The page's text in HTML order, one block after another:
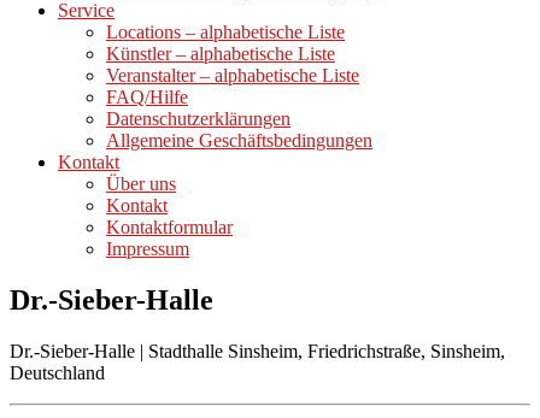
Service
Locations – alphabetische Liste
Künstler – alphabetische Liste
Veranstalter – alphabetische Liste
FAQ/Hilfe
Datenschutzerklärungen
Allgemeine Geschäftsbedingungen
Kontakt
Über uns
Kontakt
Kontaktformular
Impressum
Dr.-Sieber-Halle
Dr.-Sieber-Halle | Stadthalle Sinsheim, Friedrichstraße, Sinsheim,
Deutschland